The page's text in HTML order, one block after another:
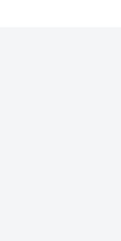
Ürün bilgilerinde
Bu ürüne benzer